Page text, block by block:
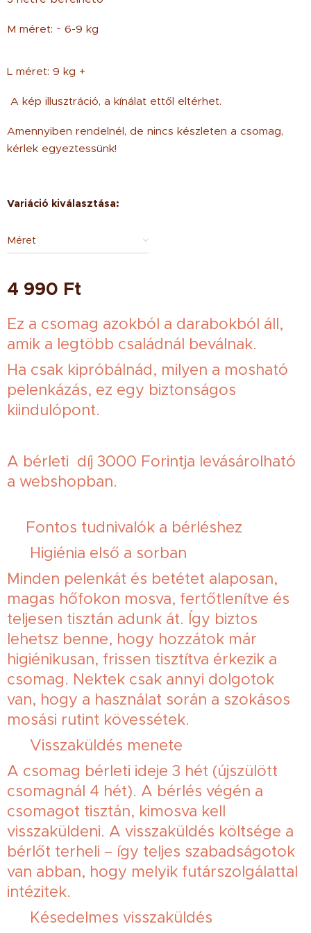
M méret: ~ 6-9 kg
L méret: 9 kg +
A kép illusztráció, a kínálat ettől eltérhet.
Amennyiben rendelnél, de nincs készleten a csomag,
kérlek egyeztessünk!
Variáció kiválasztása:
Méret
4 990 Ft
Ez a csomag azokból a darabokból áll,
amik a legtöbb családnál beválnak.
Ha csak kipróbálnád, milyen a mosható
pelenkázás, ez egy biztonságos
kiindulópont.
A bérleti díj 3000 Forintja levásárolható
a webshopban.
✨Fontos tudnivalók a bérléshez
🔹 Higiénia első a sorban
Minden pelenkát és betétet alaposan,
magas hőfokon mosva, fertőtlenítve és
teljesen tisztán adunk át. Így biztos
lehetsz benne, hogy hozzátok már
higiénikusan, frissen tisztítva érkezik a
csomag. Nektek csak annyi dolgotok
van, hogy a használat során a szokásos
mosási rutint kövessétek.
🔹 Visszaküldés menete
A csomag bérleti ideje 3 hét (újszülött
csomagnál 4 hét). A bérlés végén a
csomagot tisztán, kimosva kell
visszaküldeni. A visszaküldés költsége a
bérlőt terheli – így teljes szabadságotok
van abban, hogy melyik futárszolgálattal
intézitek.
🔹 Késedelmes visszaküldés